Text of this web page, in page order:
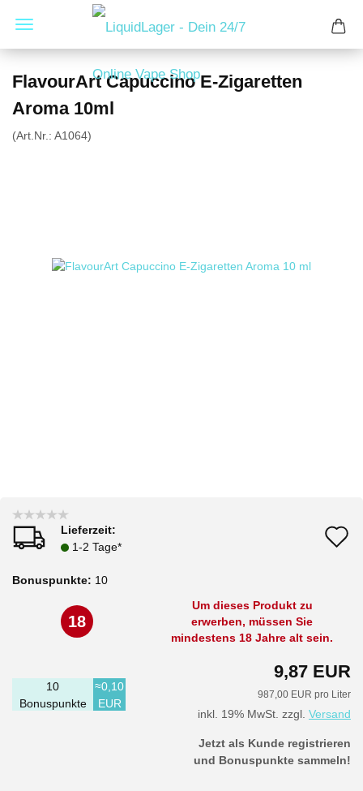
FlavourArt Capuccino E-Zigaretten
Aroma 10ml
(Art.Nr.: A1064)
Lieferzeit:
1-2 Tage*
Bonuspunkte: 10
18
Um dieses Produkt zu
erwerben, müssen Sie
mindestens 18 Jahre alt sein.
9,87 EUR
987,00 EUR pro Liter
inkl. 19% MwSt. zzgl. Versand
10
Bonuspunkte
≈0,10
EUR
Jetzt als Kunde registrieren
und Bonuspunkte sammeln!